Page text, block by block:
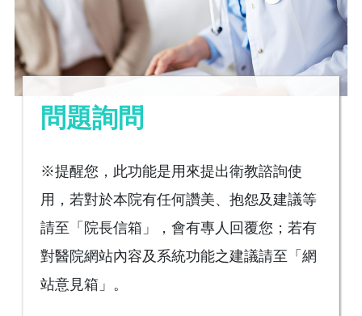
問題詢問
※提醒您，此功能是用來提出衛教諮詢使
用，若對於本院有任何讚美、抱怨及建議等
請至「院長信箱」，會有專人回覆您；若有
對醫院網站內容及系統功能之建議請至「網
站意見箱」。